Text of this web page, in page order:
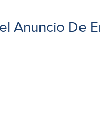
Anuncio De